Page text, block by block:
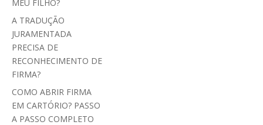
MEU FILHO?
A TRADUÇÃO
JURAMENTADA
PRECISA DE
RECONHECIMENTO DE
FIRMA?
COMO ABRIR FIRMA
EM CARTÓRIO? PASSO
A PASSO COMPLETO